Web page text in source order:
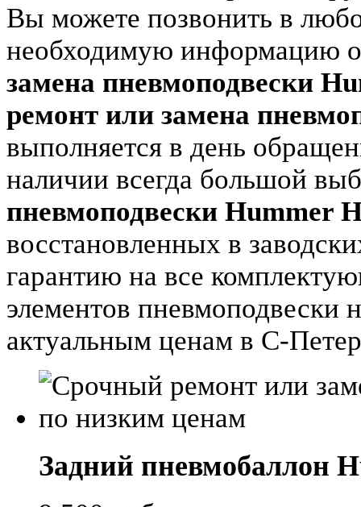
Вы можете позвонить в
необходимую информацию
замена пневмоподвески
ремонт или замена
выполняется в день
наличии всегда большой
пневмоподвески Hummer
восстановленных в
гарантию на все
элементов пневмоподвески
актуальным ценам в С-
Задний пневмобаллон